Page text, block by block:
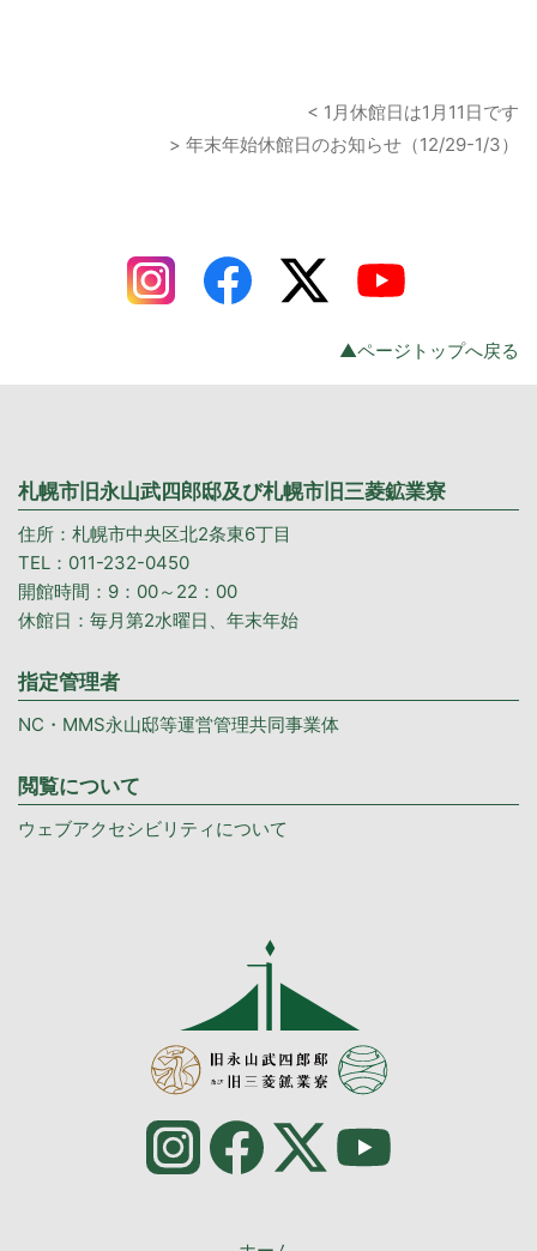
< 1月休館日は1月11日です
> 年末年始休館日のお知らせ（12/29-1/3）
▲ページトップへ戻る
札幌市旧永山武四郎邸及び札幌市旧三菱鉱業寮
住所：札幌市中央区北2条東6丁目
TEL：011-232-0450
開館時間：9：00～22：00
休館日：毎月第2水曜日、年末年始
指定管理者
NC・MMS永山邸等運営管理共同事業体
閲覧について
ウェブアクセシビリティについて